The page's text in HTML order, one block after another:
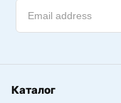
Каталог